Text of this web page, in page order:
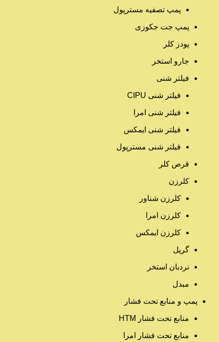
پمپ تصفیه مسترپول
پمپ جت جکوزی
پودر کلر
جارو استخر
فیلتر شنی
فیلتر شنی CIPU
فیلتر شنی امرا
فیلتر شنی ایمکس
فیلتر شنی مسترپول
قرص کلر
کلرزن
کلرزن شناور
کلرزن امرا
کلرزن ایمکس
گریل
نردبان استخر
مبدل
پمپ و منابع تحت فشار
منابع تحت فشار HTM‎
منابع تحت فشار امرا